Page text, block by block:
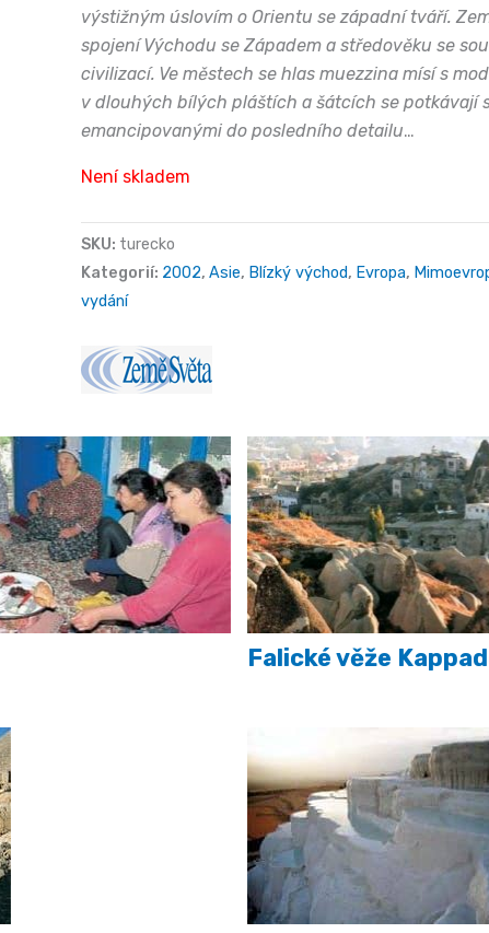
výstižným úslovím o Orientu se západní tváří.
spojení Východu se Západem a středověku se
civilizací. Ve městech se hlas muezzina mísí s
v dlouhých bílých pláštích a šátcích se potkávají
emancipovanými do posledního detailu…
Není skladem
SKU: turecko
Kategorií: 2002, Asie, Blízký východ, Evropa,
vydání
Falické věže